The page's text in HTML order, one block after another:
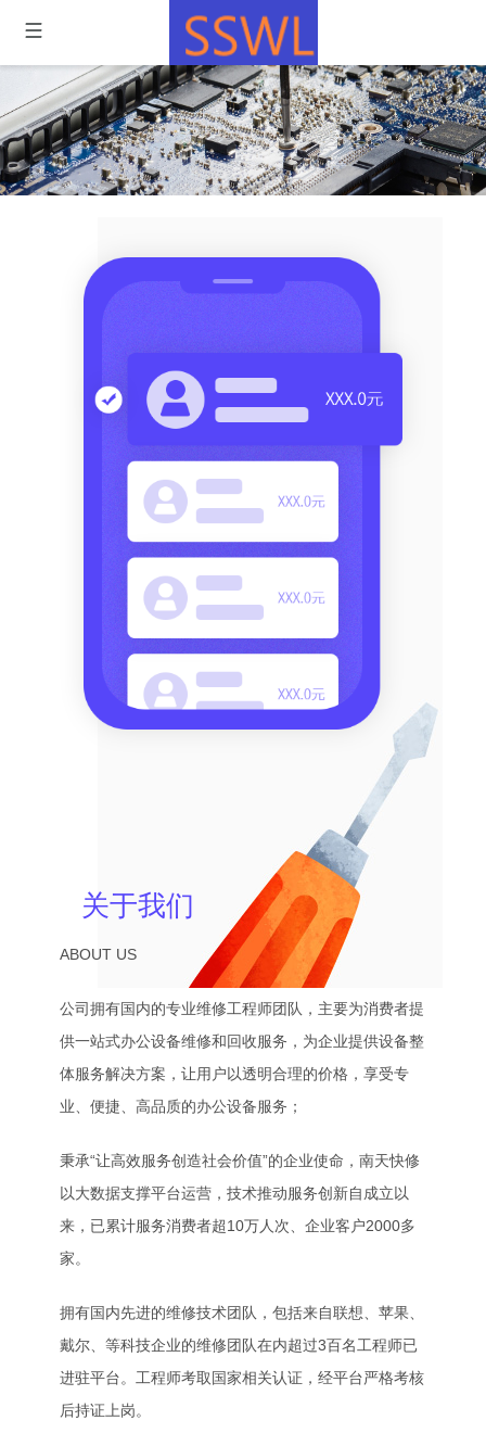
关于我们
ABOUT US
公司拥有国内的专业维修工程师团队，主要为消费者提
供一站式办公设备维修和回收服务，为企业提供设备整
体服务解决方案，让用户以透明合理的价格，享受专
业、便捷、高品质的办公设备服务；
秉承“让高效服务创造社会价值”的企业使命，南天快修
以大数据支撑平台运营，技术推动服务创新自成立以
来，已累计服务消费者超10万人次、企业客户2000多
家。
拥有国内先进的维修技术团队，包括来自联想、苹果、
戴尔、等科技企业的维修团队在内超过3百名工程师已
进驻平台。工程师考取国家相关认证，经平台严格考核
后持证上岗。